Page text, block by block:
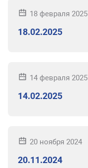
18 февраля 2025
18.02.2025
14 февраля 2025
14.02.2025
20 ноября 2024
20.11.2024